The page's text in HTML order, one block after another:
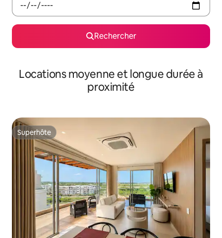
Rechercher
Locations moyenne et longue durée à
proximité
Superhôte
Superhôte